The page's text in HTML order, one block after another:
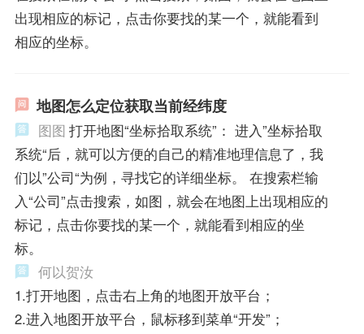
出现相应的标记，点击你要找的某一个，就能看到
相应的坐标。
地图怎么定位获取当前经纬度
图图 打开地图“坐标拾取系统”： 进入”坐标拾取
系统“后，就可以方便的自己的精准地理信息了，我
们以”公司“为例，寻找它的详细坐标。 在搜索栏输
入“公司”点击搜索，如图，就会在地图上出现相应的
标记，点击你要找的某一个，就能看到相应的坐
标。
何以贺汝
1.打开地图，点击右上角的地图开放平台；
2.进入地图开放平台，鼠标移到菜单“开发”；